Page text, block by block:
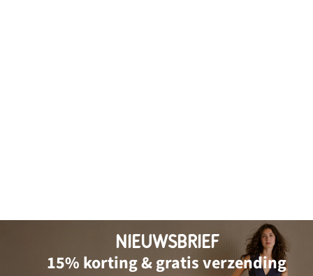
NIEUWSBRIEF
15% korting & gratis verzending